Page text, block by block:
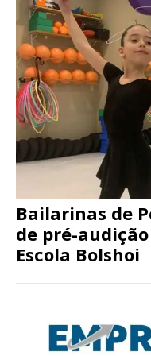
Bailarinas de
de pré-
Escola Bolshoi